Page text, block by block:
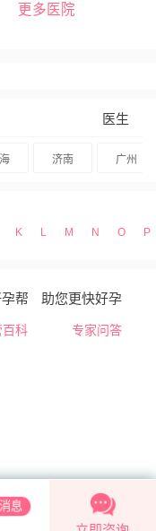
更多医院
医生
济南 广州
K L M N O P
帮 助您更快好孕
百科 专家问答
息